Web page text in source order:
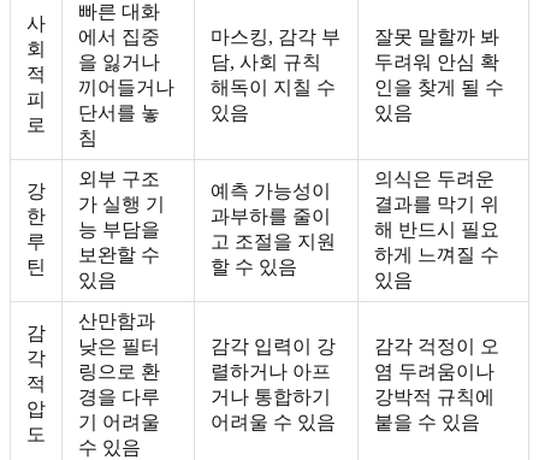
사
회
적
피
로
빠른 대화
에서 집중
을 잃거나
끼어들거나
단서를 놓
침
마스킹, 감각 부
담, 사회 규칙
해독이 지칠 수
있음
잘못 말할까 봐
두려워 안심 확
인을 찾게 될 수
있음
강
한
루
틴
외부 구조
가 실행 기
능 부담을
보완할 수
있음
예측 가능성이
과부하를 줄이
고 조절을 지원
할 수 있음
의식은 두려운
결과를 막기 위
해 반드시 필요
하게 느껴질 수
있음
감
각
적
압
도
산만함과
낮은 필터
링으로 환
경을 다루
기 어려울
수 있음
감각 입력이 강
렬하거나 아프
거나 통합하기
어려울 수 있음
감각 걱정이 오
염 두려움이나
강박적 규칙에
붙을 수 있음